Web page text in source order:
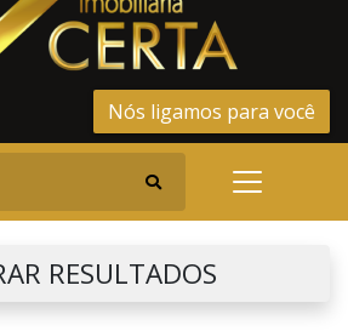
Nós ligamos para você
RESULTADOS